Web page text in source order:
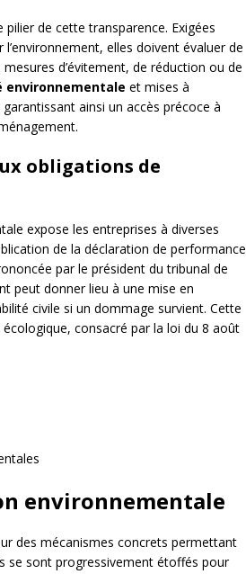
de cette transparence. Exigées
elles doivent évaluer de
d’évitement, de réduction ou de
environnementale et mises à
ainsi un accès précoce à
obligations de
expose les entreprises à diverses
de la déclaration de performance
par le président du tribunal de
peut donner lieu à une mise en
civile si un dommage survient. Cette
consacré par la loi du 8 août
environnementale
des mécanismes concrets permettant
se sont progressivement étoffés pour